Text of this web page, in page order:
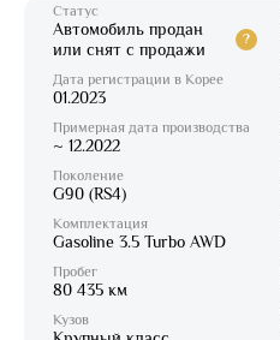
Статус
Автомобиль продан
или снят с продажи
?
Дата регистрации в Корее
01.2023
Примерная дата производства
~ 12.2022
Поколение
G90 (RS4)
Комплектация
Gasoline 3.5 Turbo AWD
Пробег
80 435 км
Кузов